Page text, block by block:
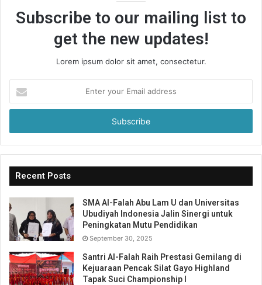
Subscribe to our mailing list to
get the new updates!
Lorem ipsum dolor sit amet, consectetur.
your
Email
Recent Posts
SMA Al-Falah Abu Lam U dan Universitas
Ubudiyah Indonesia Jalin Sinergi untuk
Peningkatan Mutu Pendidikan
September 30, 2025
Santri Al-Falah Raih Prestasi Gemilang di
Kejuaraan Pencak Silat Gayo Highland
Tapak Suci Championship I